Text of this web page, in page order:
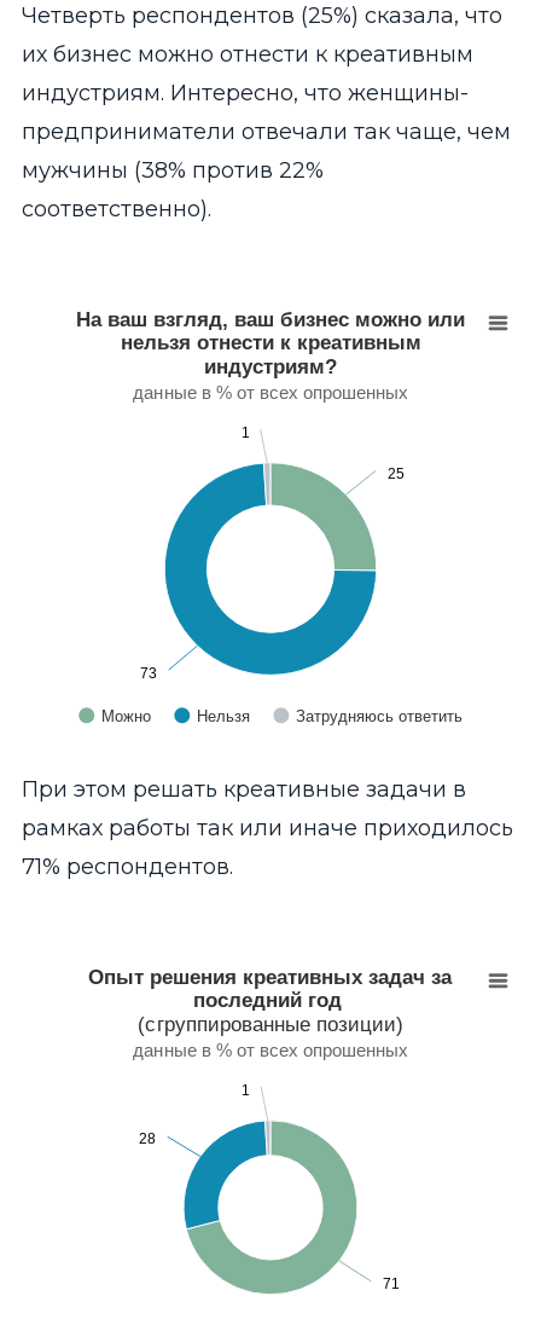
Четверть респондентов (25%) сказала, что
их бизнес можно отнести к креативным
индустриям. Интересно, что женщины-
предприниматели отвечали так чаще, чем
мужчины (38% против 22%
соответственно).
Pie chart with 3 slices.
данные в % от всех опрошенных
View as data table, На ваш взгляд, ваш бизнес можно или
На ваш взгляд, ваш бизнес можно или
нельзя отнести к креативным
индустриям?
данные в % от всех опрошенных
25
25
73
73
11
Можно Нельзя Затрудняюсь ответить
При этом решать креативные задачи в
рамках работы так или иначе приходилось
71% респондентов.
Pie chart with 3 slices.
данные в % от всех опрошенных
Опыт решения креативных задач за
последний год
(сгруппированные позиции)
данные в % от всех опрошенных
71
71
28
28
11